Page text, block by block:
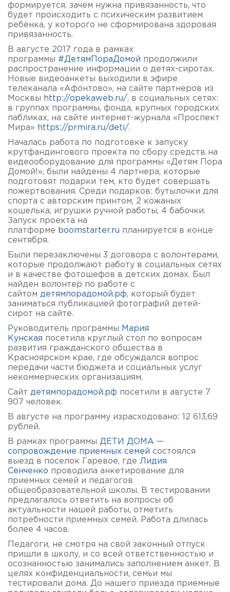
формируется, зачем нужна привязанность, что
будет происходить с психическим развитием
ребёнка, у которого не сформирована здоровая
привязанность.
В августе 2017 года в рамках
программы #ДетямПораДомой продолжили
распространение информации о детях-сиротах.
Новые видеоанкеты выходили в эфире
телеканала «Афонтово», на сайте партнеров из
Москвы http://opekaweb.ru/, в социальных сетях:
в группах программы, фонда, крупных городских
пабликах, на сайте интернет-журнала «Проспект
Мира» https://prmira.ru/deti/.
Началась работа по подготовке к запуску
крутфандингового проекта по сбору средств на
видеооборудование для программы «Детям Пора
Домой!», были найдены 4 партнера, которые
подготовят подарки тем, кто будет совершать
пожертвования. Среди подарков: бутылочки для
спорта с авторским принтом, 2 кожаных
кошелька, игрушки ручной работы, 4 бабочки.
Запуск проекта на
платформе boomstarter.ru планируется в конце
сентября.
Были перезаключены 3 договора с волонтерами,
которые продолжают работу в социальных сетях
и в качестве фотошефов в детских домах. Был
найден волонтер по работе с
сайтом детямпорадомой.рф, который будет
заниматься публикацией фотографий детей-
сирот на сайте.
Руководитель программы Мария
Кунская посетила круглый стол по вопросам
развития гражданского общества в
Красноярском крае, где обсуждался вопрос
передачи части бюджета и социальных услуг
некоммерческих организациям.
Сайт детямпорадомой.рф посетили в августе 7
907 человек.
В августе на программу израсходовано: 12 613,69
рублей.
В рамках программы ДЕТИ ДОМА —
сопровождение приемных семей состоялся
выезд в поселок Гаревое, где Лидия
Сенченко проводила анкетирование для
приемных семей и педагогов
общеобразовательной школы. В тестировании
предлагалось ответить на вопросы об
актуальности нашей работы, отметить
потребности приемных семей. Работа длилась
более 4 часов.
Педагоги, не смотря на свой законный отпуск
пришли в школу, и со всей ответственностью и
осознанностью занимались заполнением анкет. В
целях конфиденциальности, семьи мы
тестировали дома. До нашего приезда приемные